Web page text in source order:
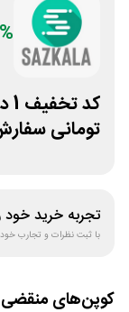
تومانی
تجربه خرید خود
با ثبت نظرات و تجارب خود
کوپن‌های منقضی